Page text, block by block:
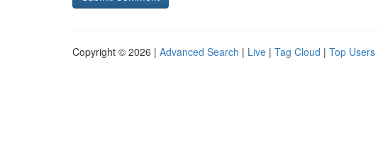
Copyright © 2026 | Advanced Search | Live | Tag Cloud | Top Users